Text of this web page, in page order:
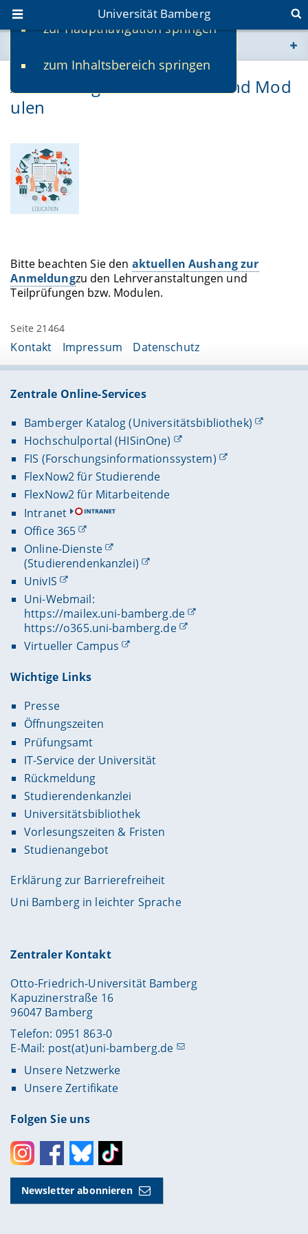
zur Hauptnavigation springen
zum Inhaltsbereich springen
Universität Bamberg
www.uni-bamberg.de
Anmeldung zu den Kursen und Mod
ulen
Bitte beachten Sie den aktuellen Aushang zur
Anmeldungzu den Lehrveranstaltungen und
Teilprüfungen bzw. Modulen.
Seite 21464
Kontakt Impressum Datenschutz
Zentrale Online-Services
Bamberger Katalog (Universitätsbibliothek)
Hochschulportal (HISinOne)
FIS (Forschungsinformationssystem)
FlexNow2 für Studierende
FlexNow2 für Mitarbeitende
Intranet
Office 365
Online-Dienste
(Studierendenkanzlei)
UnivIS
Uni-Webmail:
https://mailex.uni-bamberg.de
https://o365.uni-bamberg.de
Virtueller Campus
Wichtige Links
Presse
Öffnungszeiten
Prüfungsamt
IT-Service der Universität
Rückmeldung
Studierendenkanzlei
Universitätsbibliothek
Vorlesungszeiten & Fristen
Studienangebot
Erklärung zur Barrierefreiheit
Uni Bamberg in leichter Sprache
Zentraler Kontakt
Otto-Friedrich-Universität Bamberg
Kapuzinerstraße 16
96047 Bamberg
Telefon: 0951 863-0
E-Mail: post(at)uni-bamberg.de
Unsere Netzwerke
Unsere Zertifikate
Folgen Sie uns
InstagramFacebookBlueskyToktok
Newsletter abonnieren